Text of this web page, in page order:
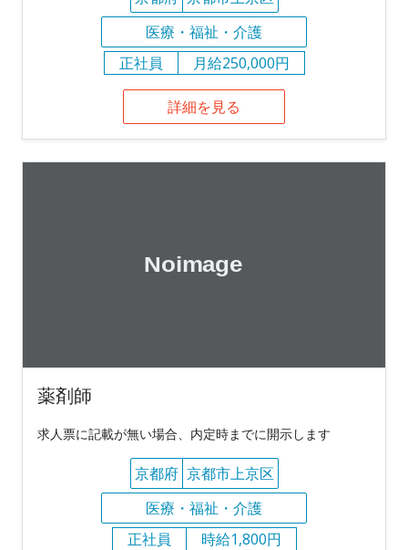
医療・福祉・介護
正社員
月給250,000円
詳細を見る
薬剤師
求人票に記載が無い場合、内定時までに開示します
京都府 京都市上京区
医療・福祉・介護
正社員
時給1,800円